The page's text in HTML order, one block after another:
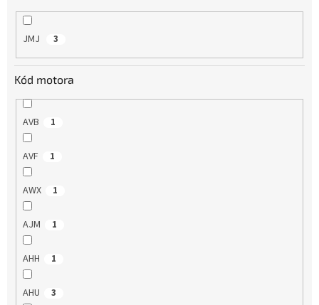
JMJ 3
Kód motora
AVB 1
AVF 1
AWX 1
AJM 1
AHH 1
AHU 3